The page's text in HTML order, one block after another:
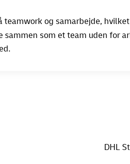
teamwork og samarbejde,
som et team uden for
DHL